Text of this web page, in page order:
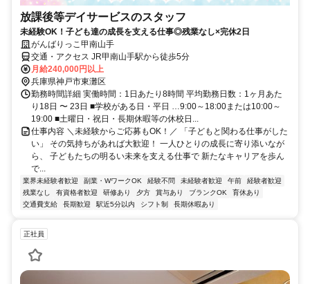
放課後等デイサービスのスタッフ
未経験OK！子ども達の成長を支える仕事◎残業なし×完休2日
がんばりっこ甲南山手
交通・アクセス JR甲南山手駅から徒歩5分
月給240,000円以上
兵庫県神戸市東灘区
勤務時間詳細 実働時間：1日あたり8時間 平均勤務日数：1ヶ月あた
り18日 〜 23日 ■学校がある日・平日 …9:00～18:00または10:00～
19:00 ■土曜日・祝日・長期休暇等の休校日...
仕事内容 ＼未経験からご応募もOK！／ 「子どもと関わる仕事がした
い」 その気持ちがあれば大歓迎！ 一人ひとりの成長に寄り添いなが
ら、 子どもたちの明るい未来を支える仕事で 新たなキャリアを歩ん
で...
業界未経験者歓迎 副業・WワークOK 経験不問 未経験者歓迎 午前
経験者歓迎
残業なし
有資格者歓迎 研修あり 夕方 賞与あり ブランクOK
育休あり
交通費支給
長期歓迎 駅近5分以内 シフト制 長期休暇あり
正社員